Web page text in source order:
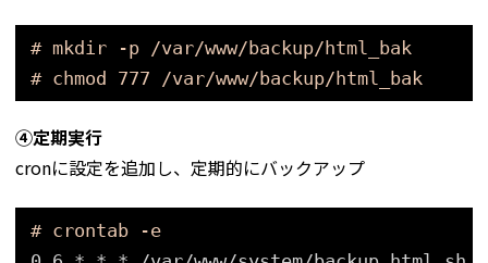
# mkdir -p /var/www/backup/html_bak
# chmod 777 /var/www/backup/html_bak
④定期実行
cronに設定を追加し、定期的にバックアップ
# crontab -e